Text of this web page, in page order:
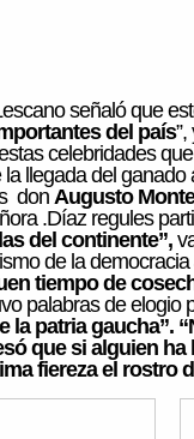
señaló que
del país
celebridades
llegada del
don Augusto
.Díaz regules
del continente”,
de la democracia
tiempo de
palabras de elogio
la patria gaucha”.
que si alguien
fiereza el rostro